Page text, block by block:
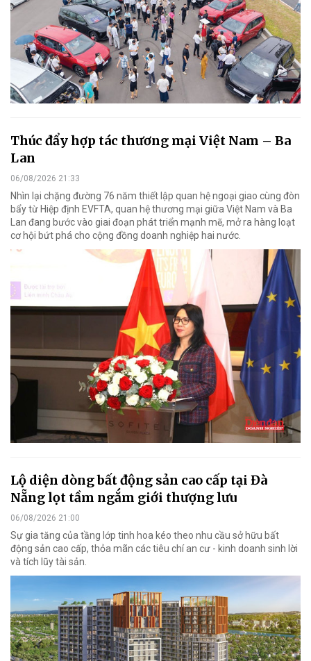
Thúc đẩy hợp tác thương mại Việt Nam – Ba
Lan
06/08/2026 21:33
Nhìn lại chặng đường 76 năm thiết lập quan hệ ngoại giao cùng đòn
bẩy từ Hiệp định EVFTA, quan hệ thương mại giữa Việt Nam và Ba
Lan đang bước vào giai đoạn phát triển mạnh mẽ, mở ra hàng loạt
cơ hội bứt phá cho cộng đồng doanh nghiệp hai nước.
Lộ diện dòng bất động sản cao cấp tại Đà
Nẵng lọt tầm ngắm giới thượng lưu
06/08/2026 21:00
Sự gia tăng của tầng lớp tinh hoa kéo theo nhu cầu sở hữu bất
động sản cao cấp, thỏa mãn các tiêu chí an cư - kinh doanh sinh lời
và tích lũy tài sản.